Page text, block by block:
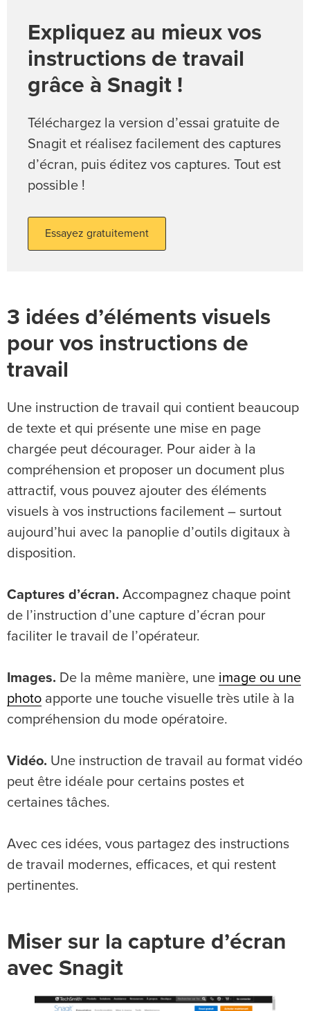
Expliquez au mieux vos
instructions de travail
grâce à Snagit !
Téléchargez la version d’essai gratuite de
Snagit et réalisez facilement des captures
d’écran, puis éditez vos captures. Tout est
possible !
Essayez gratuitement
3 idées d’éléments visuels
pour vos instructions de
travail
Une instruction de travail qui contient beaucoup
de texte et qui présente une mise en page
chargée peut décourager. Pour aider à la
compréhension et proposer un document plus
attractif, vous pouvez ajouter des éléments
visuels à vos instructions facilement – surtout
aujourd’hui avec la panoplie d’outils digitaux à
disposition.
Captures d’écran. Accompagnez chaque point
de l’instruction d’une capture d’écran pour
faciliter le travail de l’opérateur.
Images. De la même manière, une image ou une
photo apporte une touche visuelle très utile à la
compréhension du mode opératoire.
Vidéo. Une instruction de travail au format vidéo
peut être idéale pour certains postes et
certaines tâches.
Avec ces idées, vous partagez des instructions
de travail modernes, efficaces, et qui restent
pertinentes.
Miser sur la capture d’écran
avec Snagit